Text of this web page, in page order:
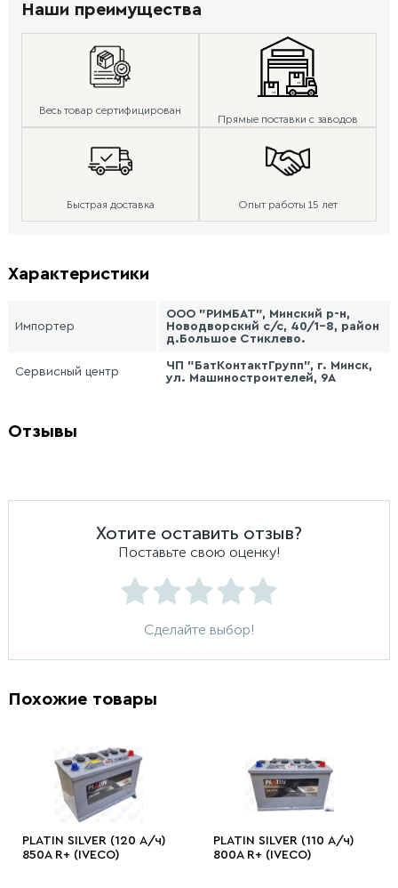
Наши преимущества
Весь товар сертифицирован
Прямые поставки с заводов
Быстрая доставка Опыт работы 15 лет
Характеристики
Импортер
ООО "РИМБАТ", Минский р-н,
Новодворский с/с, 40/1-8, район
д.Большое Стиклево.
Сервисный центр
ЧП "БатКонтактГрупп", г. Минск,
ул. Машиностроителей, 9А
Отзывы
Хотите оставить отзыв?
Поставьте свою оценку!
Сделайте выбор!
Похожие товары
PLATIN SILVER (120 А/ч)
850A R+ (IVECO)
PLATIN SILVER (110 А/ч)
800A R+ (IVECO)